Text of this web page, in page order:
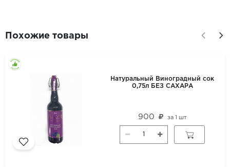
Похожие товары
Натуральный Виноградный сок
0,75л БЕЗ САХАРА
900 за 1 шт